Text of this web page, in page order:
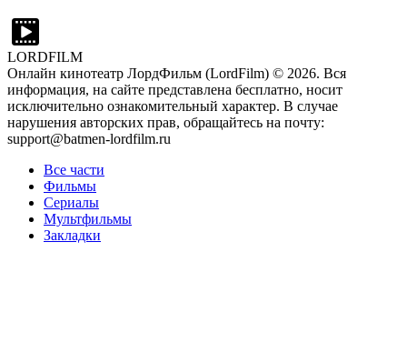
LORDFILM
Онлайн кинотеатр ЛордФильм (LordFilm) © 2026. Вся
информация, на сайте представлена бесплатно, носит
исключительно ознакомительный характер. В случае
нарушения авторских прав, обращайтесь на почту:
support@batmen-lordfilm.ru
Все части
Фильмы
Сериалы
Мультфильмы
Закладки